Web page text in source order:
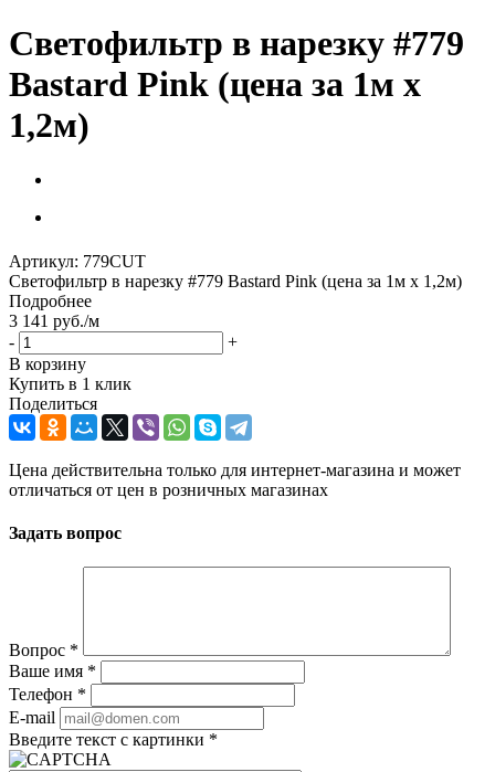
Светофильтр в нарезку #779
Bastard Pink (цена за 1м х
1,2м)
Артикул: 779CUT
Светофильтр в нарезку #779 Bastard Pink (цена за 1м х 1,2м)
Подробнее
3 141 руб./м
-
+
В корзину
Купить в 1 клик
Поделиться
Цена действительна только для интернет-магазина и может
отличаться от цен в розничных магазинах
Задать вопрос
Вопрос *
Ваше имя *
Телефон *
E-mail
Введите текст с картинки *